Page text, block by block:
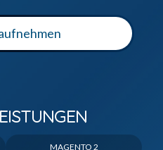
MAGENTO 2